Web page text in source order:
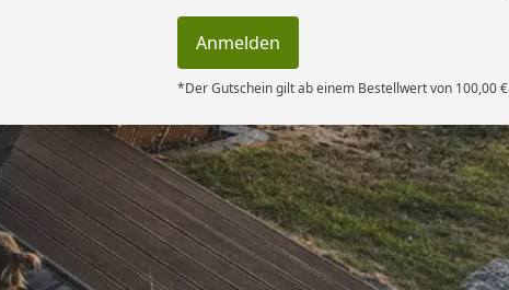
Anmelden
*Der Gutschein gilt ab einem Bestellwert von 100,00 €
Versand